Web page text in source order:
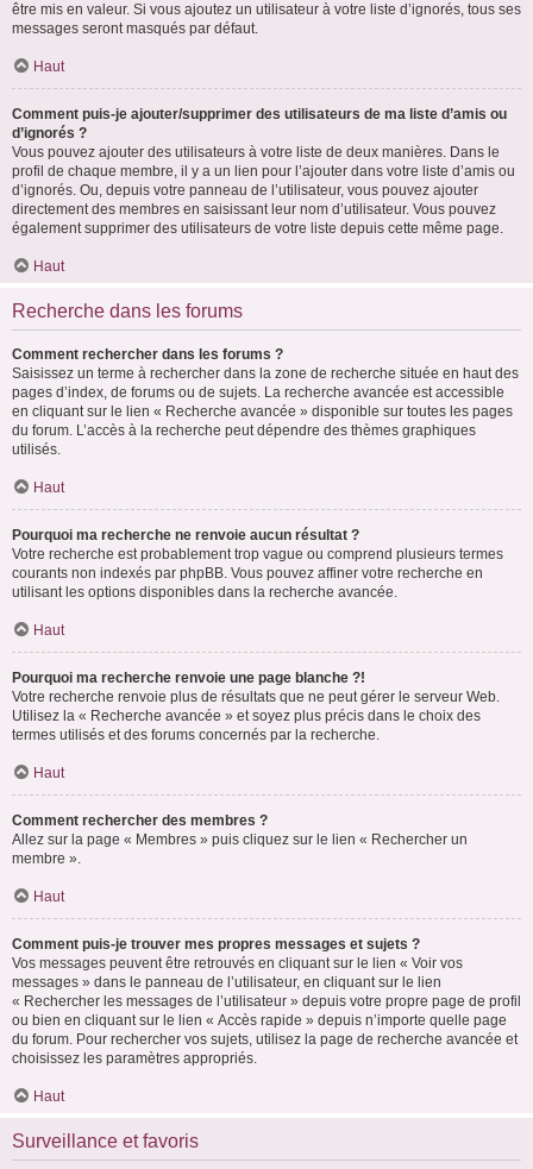
être mis en valeur. Si vous ajoutez un utilisateur à votre liste d’ignorés, tous ses
messages seront masqués par défaut.
Haut
Comment puis-je ajouter/supprimer des utilisateurs de ma liste d’amis ou
d’ignorés ?
Vous pouvez ajouter des utilisateurs à votre liste de deux manières. Dans le
profil de chaque membre, il y a un lien pour l’ajouter dans votre liste d’amis ou
d’ignorés. Ou, depuis votre panneau de l’utilisateur, vous pouvez ajouter
directement des membres en saisissant leur nom d’utilisateur. Vous pouvez
également supprimer des utilisateurs de votre liste depuis cette même page.
Haut
Recherche dans les forums
Comment rechercher dans les forums ?
Saisissez un terme à rechercher dans la zone de recherche située en haut des
pages d’index, de forums ou de sujets. La recherche avancée est accessible
en cliquant sur le lien « Recherche avancée » disponible sur toutes les pages
du forum. L’accès à la recherche peut dépendre des thèmes graphiques
utilisés.
Haut
Pourquoi ma recherche ne renvoie aucun résultat ?
Votre recherche est probablement trop vague ou comprend plusieurs termes
courants non indexés par phpBB. Vous pouvez affiner votre recherche en
utilisant les options disponibles dans la recherche avancée.
Haut
Pourquoi ma recherche renvoie une page blanche ?!
Votre recherche renvoie plus de résultats que ne peut gérer le serveur Web.
Utilisez la « Recherche avancée » et soyez plus précis dans le choix des
termes utilisés et des forums concernés par la recherche.
Haut
Comment rechercher des membres ?
Allez sur la page « Membres » puis cliquez sur le lien « Rechercher un
membre ».
Haut
Comment puis-je trouver mes propres messages et sujets ?
Vos messages peuvent être retrouvés en cliquant sur le lien « Voir vos
messages » dans le panneau de l’utilisateur, en cliquant sur le lien
« Rechercher les messages de l’utilisateur » depuis votre propre page de profil
ou bien en cliquant sur le lien « Accès rapide » depuis n’importe quelle page
du forum. Pour rechercher vos sujets, utilisez la page de recherche avancée et
choisissez les paramètres appropriés.
Haut
Surveillance et favoris